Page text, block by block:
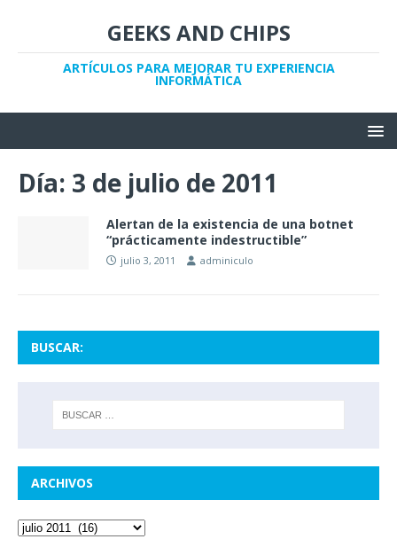
GEEKS AND CHIPS
ARTÍCULOS PARA MEJORAR TU EXPERIENCIA
INFORMÁTICA
Día: 3 de julio de 2011
Alertan de la existencia de una botnet
“prácticamente indestructible”
julio 3, 2011 adminiculo
BUSCAR:
ARCHIVOS